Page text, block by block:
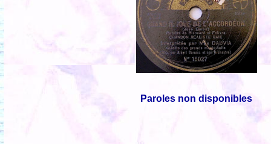
Paroles non disponibles